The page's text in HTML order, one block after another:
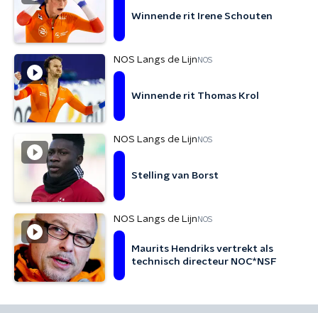
Winnende rit Irene Schouten
NOS Langs de Lijn NOS
Winnende rit Thomas Krol
NOS Langs de Lijn NOS
Stelling van Borst
NOS Langs de Lijn NOS
Maurits Hendriks vertrekt als
technisch directeur NOC*NSF